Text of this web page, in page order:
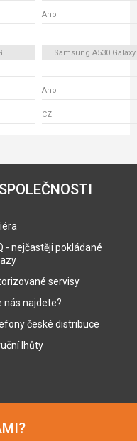
Ano
Samsung A530 Galaxy
-
Ano
CZ
- nejčastěji pokládané
servisy
nás najdete?
české distribuce
lhůty